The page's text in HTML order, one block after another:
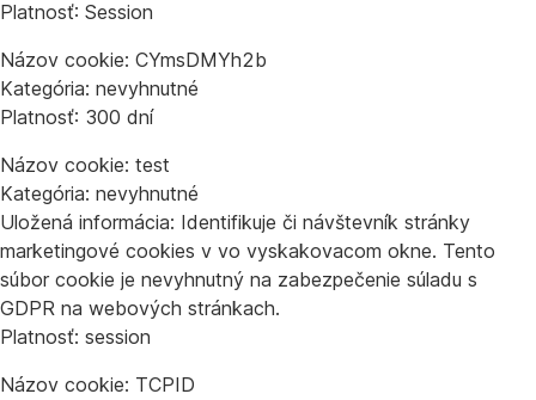
Platnosť: Session
Názov cookie: CYmsDMYh2b
Kategória: nevyhnutné
Platnosť: 300 dní
Názov cookie: test
Kategória: nevyhnutné
Uložená informácia: Identifikuje či návštevník stránky
marketingové cookies v vo vyskakovacom okne. Tento
súbor cookie je nevyhnutný na zabezpečenie súladu s
GDPR na webových stránkach.
Platnosť: session
Názov cookie: TCPID